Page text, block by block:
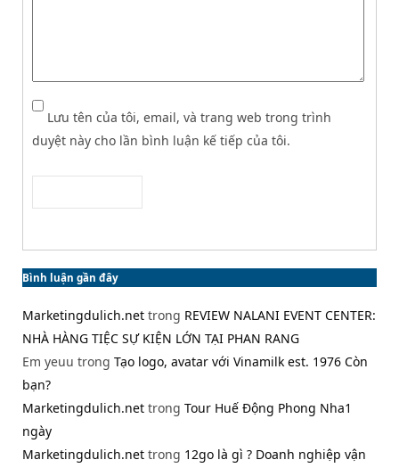
Lưu tên của tôi, email, và trang web trong trình
duyệt này cho lần bình luận kế tiếp của tôi.
Bình luận gần đây
Marketingdulich.net trong REVIEW NALANI EVENT CENTER:
NHÀ HÀNG TIỆC SỰ KIỆN LỚN TẠI PHAN RANG
Em yeuu trong Tạo logo, avatar với Vinamilk est. 1976 Còn
bạn?
Marketingdulich.net trong Tour Huế Động Phong Nha1
ngày
Marketingdulich.net trong 12go là gì ? Doanh nghiệp vận